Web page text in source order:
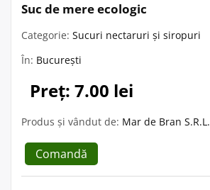
Suc de mere ecologic
Categorie: Sucuri nectaruri și siropuri
În: București
Preț: 7.00 lei
Produs și vândut de: Mar de Bran S.R.L.
Comandă